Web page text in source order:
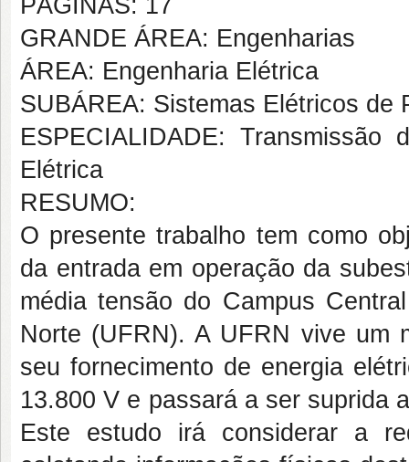
PÁGINAS: 17
GRANDE ÁREA: Engenharias
ÁREA: Engenharia Elétrica
SUBÁREA: Sistemas Elétricos de
ESPECIALIDADE:
Elétrica
RESUMO:
O presente trabalho tem como
da entrada em operação da
média tensão do Campus
Norte (UFRN). A UFRN vive um
seu fornecimento de energia
13.800 V e passará a ser suprida
Este estudo irá considerar a